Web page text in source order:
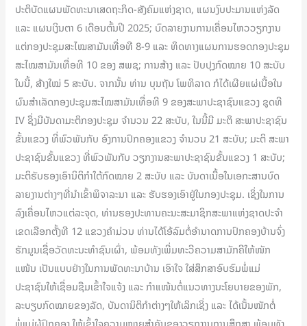
ປະຕິບັດແຜນພັດທະນາເສດຖະກິດ-ສັງຄົມແຫ່ງຊາດ, ແຜນງົບປະມານແຫ່ງລັດ
ແລະ ແຜນເງິນຕາ 6 ເດືອນຕົ້ນປີ 2025; ບົດລາຍງານການເຄື່ອນໄຫວວຽກງານ
ແຕ່ກອງປະຊຸມສະໄໝສາມັນເທື່ອທີ 8-9 ແລະ ທິດທາງແຜນການຮອດກອງປະຊຸມ
ສະໄໝສາມັນເທື່ອທີ 10 ຂອງ ສພຊ; ການສ້າງ ແລະ ປັບປຸງກົດໝາຍ 10 ສະບັບ
ໃນນີ້, ສ້າງໃໝ່ 5 ສະບັບ. ຈາກນັ້ນ ທ່ານ ບຸນຖັນ ໂພທິລາດ ກໍໄດ້ເຜີຍແຜ່ເນື້ອໃນ
ຜົນສໍາເລັດກອງປະຊຸມສະໄໝສາມັນເທື່ອທີ 9 ຂອງສະພາປະຊາຊົນແຂວງ ຊຸດທີ
IV ຊຶ່ງມີບັນດາມະຕິກອງປະຊຸມ ຈຳນວນ 22 ສະບັບ, ໃນນີ້ມີ ມະຕິ ສະພາປະຊາຊົນ
ຂັ້ນແຂວງ ທີ່ພົວພັນກັບ ອົງການປົກຄອງແຂວງ ຈຳນວນ 21 ສະບັບ; ມະຕິ ສະພາ
ປະຊາຊົນຂັ້ນແຂວງ ທີ່ພົວພັນກັບ ວຽກງານສະພາປະຊາຊົນຂັ້ນແຂວງ 1 ສະບັບ;
ມະຕິຮັບຮອງເອົານິຕິກຳໃຕ້ກົດໝາຍ 2 ສະບັບ ແລະ ບັນດາເນື້ອໃນເອກະສານບົດ
ລາຍງານຕ່າງໆທີ່ນຳເຂົ້າພິຈາລະນາ ແລະ ຮັບຮອງເອົາຢູ່ໃນກອງປະຊຸມ. ເຊິ່ງໃນການ
ລົງເຄື່ອນໄຫວແຕ່ລະຈຸດ, ທ່ານຮອງປະທານຄະນະສະມາຊິກສະພາແຫ່ງຊາດປະຈຳ
ເຂດເລືອກຕັ້ງທີ 12 ແຂວງຄຳມ່ວນ ທ່ານໄດ້ໂອ້ລົມຕໍ່ອຳນາດການປົກຄອງບ້ານຈົ່ງ
ຮັກມູນເຊື່ອວັດທະນະທຳຊົນເຜົ່າ, ພ້ອມທັງເພີ່ມທະວີຄວາມສາມັກຄີໃຫ້ໜັກ
ແໜ້ນ ເປັນແບບຢ່າງໃນການພັດທະນາບ້ານ ເອົາໃຈ ໃສ່ສຶກສາອົບຮົມພໍ່ແມ່
ປະຊາຊົນໃຫ້ເຊື່ອມຊືມເຂົ້າໃຈແຈ້ງ ແລະ ກຳແໜ້ນຕໍ່ແນວທາງນະໂຍບາຍຂອງພັກ,
ລະບຽບກົດໝາຍຂອງລັດ, ບັນດານິຕິກຳຕ່າງໆໃຫ້ເລິກເຊິ່ງ ແລະ ໄດ້ເນັ້ນໜັກຕໍ່